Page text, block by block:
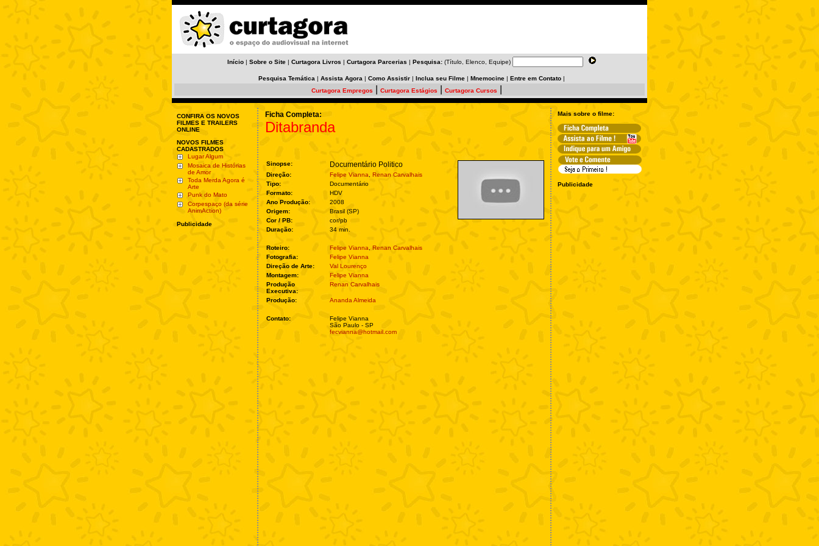
Início | Sobre o Site | Curtagora Livros | Curtagora Parcerias | Pesquisa: (Título, Elenco, Equipe)
Pesquisa Temática | Assista Agora | Como Assistir | Inclua seu Filme | Mnemocine | Entre em Contato |
Curtagora Empregos
Curtagora Estágios Curtagora Cursos
CONFIRA OS NOVOS
FILMES E TRAILERS
ONLINE
NOVOS FILMES
CADASTRADOS
Lugar Algum
Mosaica de Histórias
de Amor
Toda Merda Agora é
Arte
Punk do Mato
Corpespaço (da série
AnimAction)
Publicidade
Ficha Completa:
Ditabranda
Sinopse: Documentário Politico
Direção: Felipe Vianna
Renan Carvalhais
Tipo:
Documentário
Formato:
HDV
Ano Produção:
2008
Origem:
Brasil (SP)
Cor / PB:
cor/pb
Duração:
34 min.
Roteiro: Felipe Vianna
Renan Carvalhais
Fotografia:
Felipe Vianna
Direção de Arte:
Val Lourenço
Montagem:
Felipe Vianna
Produção
Executiva:
Renan Carvalhais
Produção: Ananda Almeida
Contato:
Felipe Vianna
São Paulo - SP
fecvianna@hotmail.com
Mais sobre o filme:
Publicidade